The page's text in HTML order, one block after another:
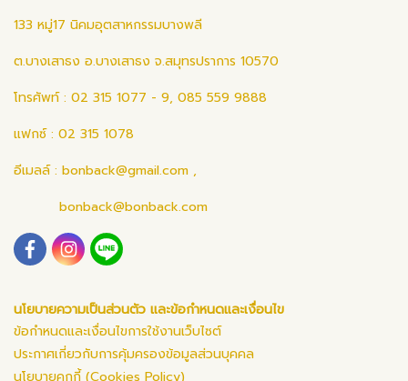
133 หมู่17 นิคมอุตสาหกรรมบางพลี
ต.บางเสาธง อ.บางเสาธง จ.สมุทรปราการ 10570
โทรศัพท์ : 02 315 1077 - 9, 085 559 9888
แฟกซ์ : 02 315 1078
อีเมลล์ : bonback@gmail.com ,
bonback@bonback.com
นโยบายความเป็นส่วนตัว และข้อกำหนดและเงื่อนไข
ข้อกำหนดและเงื่อนไขการใช้งานเว็บไซต์
ประกาศเกี่ยวกับการคุ้มครองข้อมูลส่วนบุคคล
นโยบายคุกกี้ (Cookies Policy)